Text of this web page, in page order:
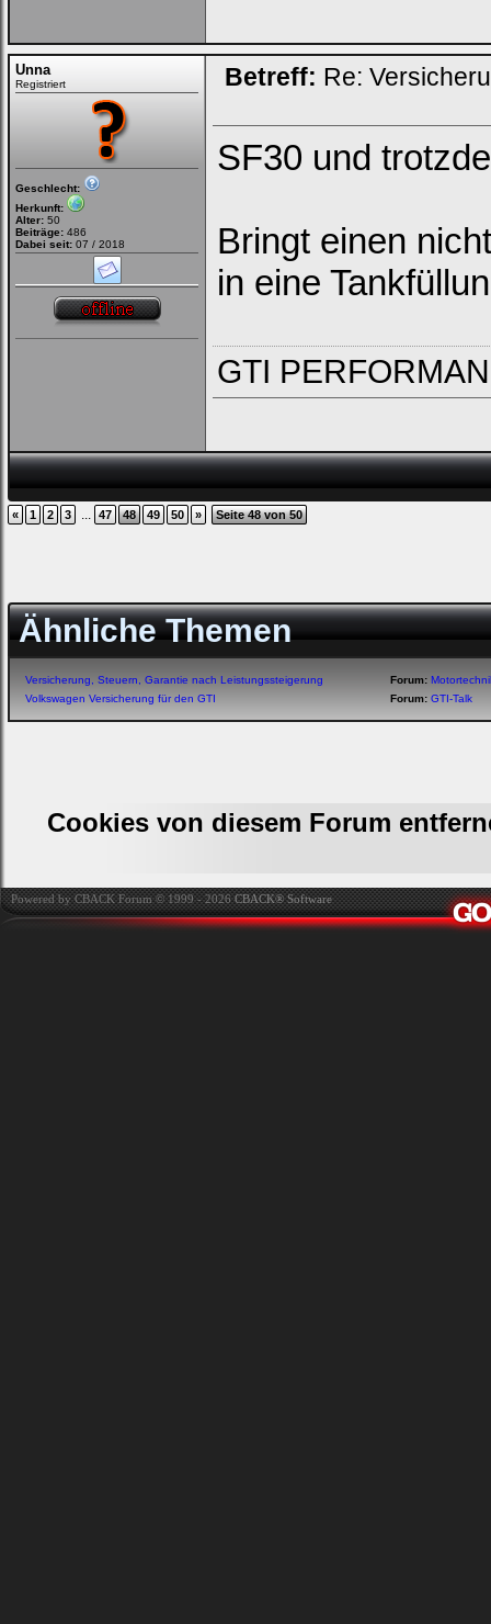
Unna
Registriert
Geschlecht:
Herkunft:
Alter: 50
Beiträge: 486
Dabei seit: 07 / 2018
Betreff: Re:
SF30 und
Bringt einen
in eine
GTI
« 1 2 3 ... 47 48 49 50 » Seite 48 von 50
Ähnliche Themen
Versicherung, Steuern, Garantie nach Leistungssteigerung Forum:
Volkswagen Versicherung für den GTI
Forum: GTI-Talk
Cookies von diesem Forum
Powered by CBACK Forum © 1999 - 2026CBACK® Software